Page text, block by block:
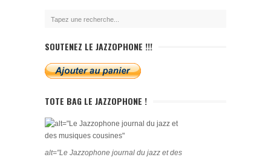
SOUTENEZ LE JAZZOPHONE !!!
TOTE BAG LE JAZZOPHONE !
alt="Le Jazzophone journal du jazz et des